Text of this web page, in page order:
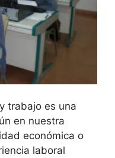
trabajo es una
en nuestra
económica o
laboral